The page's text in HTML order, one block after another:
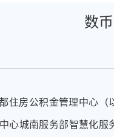
数
住房公积金管理中心（
心城南服务部智慧化